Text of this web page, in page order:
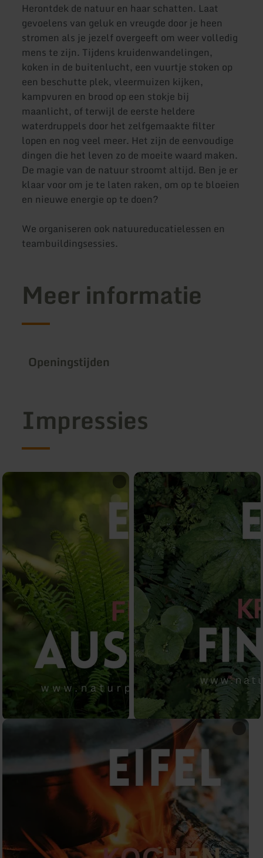
Herontdek de natuur en haar schatten. Laat
gevoelens van geluk en vreugde door je heen
stromen als je jezelf overgeeft om weer volledig
mens te zijn. Tijdens kruidenwandelingen,
koken in de buitenlucht, een vuurtje stoken op
een beschutte plek, vleermuizen kijken,
kampvuren en brood op een stokje bij
maanlicht, of terwijl de eerste heldere
waterdruppels door het zelfgemaakte filter
lopen en nog veel meer. Het zijn de eenvoudige
dingen die het leven zo de moeite waard maken.
De magie van de natuur stroomt altijd. Ben je er
klaar voor om je te laten raken, om op te bloeien
en nieuwe energie op te doen?
We organiseren ook natuureducatielessen en
teambuildingsessies.
Meer informatie
Openingstijden
Impressies